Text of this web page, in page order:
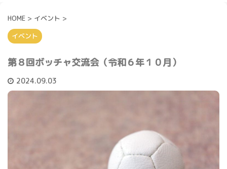
HOME > イベント >
イベント
第８回ボッチャ交流会（令和６年１０月）
2024.09.03